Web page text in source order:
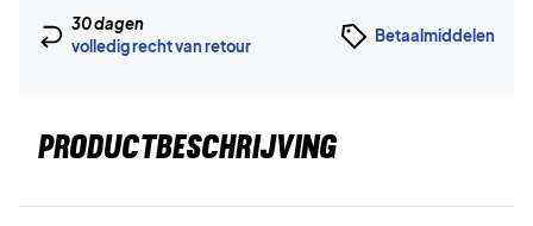
30 dagen
volledig recht van retour
Betaalmiddelen
PRODUCTBESCHRIJVING